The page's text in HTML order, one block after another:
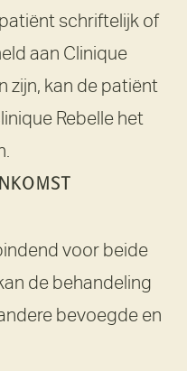
schriftelijk of
aan Clinique
zijn, kan de patiënt
Rebelle het
voor beide
de behandeling
bevoegde en